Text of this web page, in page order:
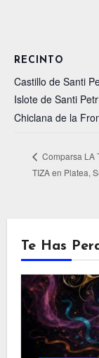
RECINTO
Castillo de Santi
Islote de Santi
Chiclana de la
Comparsa LA
TIZA en Platea,
Te Has